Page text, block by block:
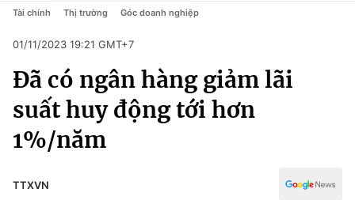
Chuyên mục
Chính trị
Xã hội
Pháp luật
Chính trị
Pháp luật
Kinh tế
Thể thao
Truyền hình
Văn hóa - Giải trí
Tài chính Thị trường Góc doanh nghiệp
01/11/2023 19:21 GMT+7
Đã có ngân hàng giảm lãi
suất huy động tới hơn
1%/năm
TTXVN